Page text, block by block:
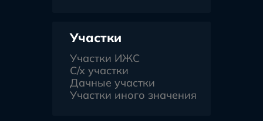
Участки
Участки ИЖС
С/х участки
Дачные участки
Участки иного значения